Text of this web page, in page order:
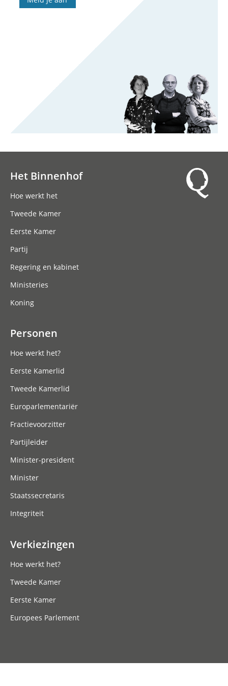
Het Binnenhof
Hoe werkt het
Tweede Kamer
Eerste Kamer
Partij
Regering en kabinet
Ministeries
Koning
Personen
Hoe werkt het?
Eerste Kamerlid
Tweede Kamerlid
Europarlementariër
Fractievoorzitter
Partijleider
Minister-president
Minister
Staatssecretaris
Integriteit
Verkiezingen
Hoe werkt het?
Tweede Kamer
Eerste Kamer
Europees Parlement